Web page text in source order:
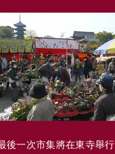
後一次市集將在東寺舉行